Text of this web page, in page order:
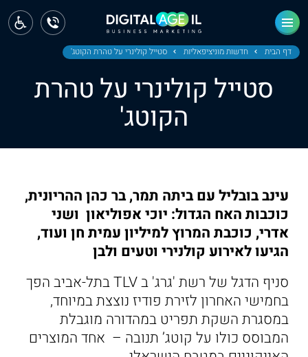
דף הבית חדשות מוניציפאליות סטייל קולינרי על טהרת הקוטג'
סטייל קולינרי על טהרת
הקוטג'
עינב בובליל עם ביתה תמר, בר כהן ההריונית,
כוכבות האח הגדול: יוכי אפוליאון ושני
אדרי, כוכבת המרוץ למיליון עמית חן ועוד,
הגיעו לאירוע קולנירי וטעים ולבן
סניף הדגל של רשת 'גרג' ב TLV בתל-אביב הפך
בחמישי האחרון לזירת פודיז נוצצת במיוחד,
במסגרת השקת תפריט במהדורה מוגבלת
המבוסס כולו על קוטג’ תנובה – אחד המוצרים
ראשי
חדשות
מחוז צפון
מחוז חיפה
מחוז מרכז
ירושלים
תל אביב